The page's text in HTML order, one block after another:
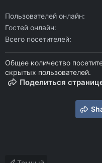
Пользователей онлайн
Гостей онлайн
Всего посетителей
Общее количество
скрытых пользователей.
Поделиться